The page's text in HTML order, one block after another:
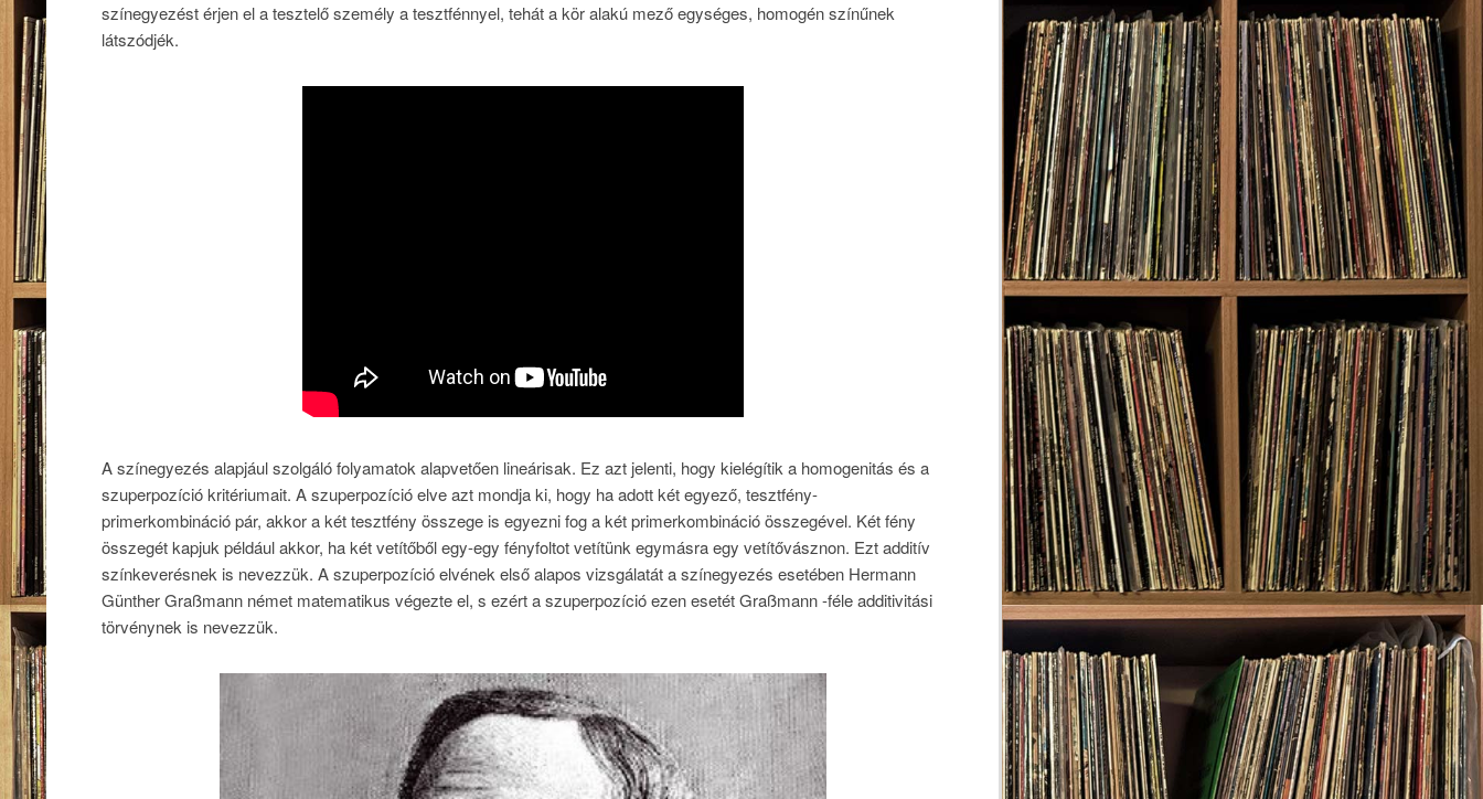
színegyezést érjen el a tesztelő személy a tesztfénnyel, tehát a kör alakú mező egységes, homogén színűnek
látszódjék.
A színegyezés alapjául szolgáló folyamatok alapvetően lineárisak. Ez azt jelenti, hogy kielégítik a homogenitás és a
szuperpozíció kritériumait. A szuperpozíció elve azt mondja ki, hogy ha adott két egyező, tesztfény-
primerkombináció pár, akkor a két tesztfény összege is egyezni fog a két primerkombináció összegével. Két fény
összegét kapjuk például akkor, ha két vetítőből egy-egy fényfoltot vetítünk egymásra egy vetítővásznon. Ezt additív
színkeverésnek is nevezzük. A szuperpozíció elvének első alapos vizsgálatát a színegyezés esetében Hermann
Günther Graßmann német matematikus végezte el, s ezért a szuperpozíció ezen esetét Graßmann -féle additivitási
törvénynek is nevezzük.